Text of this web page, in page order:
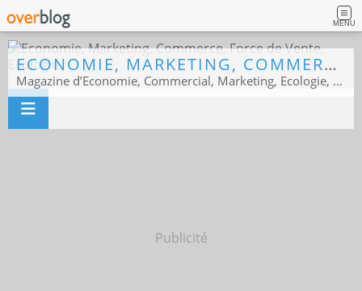
MENU
ECONOMIE, MARKETING, COMMERCE, FORCE DE VENTE, ECOLOGIE
Magazine d’Economie, Commercial, Marketing, Ecologie, Sport business
Publicité